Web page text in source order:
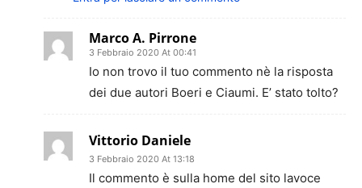
Marco A. Pirrone
3 Febbraio 2020 At 00:41
Io non trovo il tuo commento nè la risposta
dei due autori Boeri e Ciaumi. E’ stato tolto?
Vittorio Daniele
3 Febbraio 2020 At 13:18
Il commento è sulla home del sito lavoce